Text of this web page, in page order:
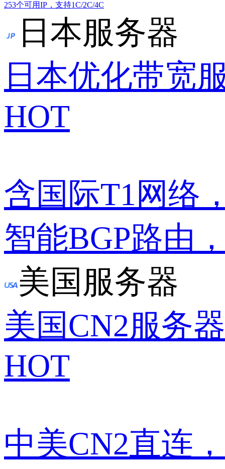
253个可用IP，支持1C/2C/4C
日本服务器
日本优化带宽
HOT
含国际T1网络
智能BGP路由
美国服务器
美国CN2服务器
HOT
中美CN2直连